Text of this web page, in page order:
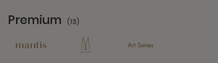
Premium (13)